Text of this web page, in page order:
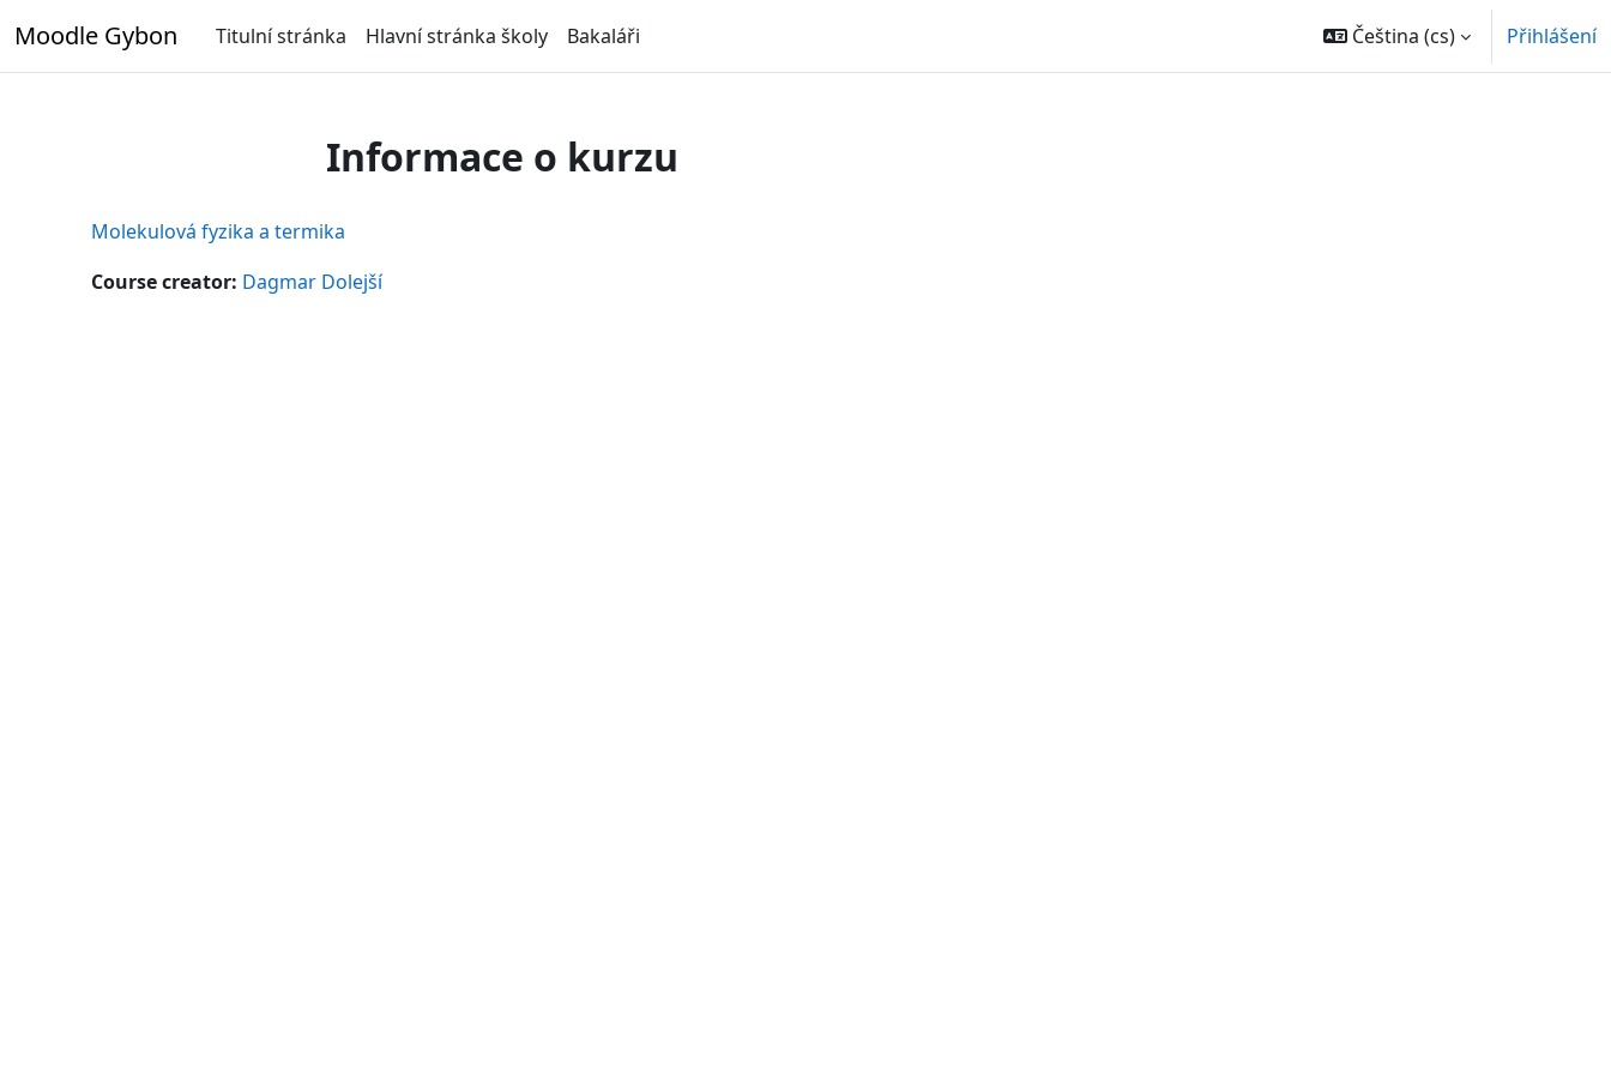
Moodle Gybon Titulní stránka Hlavní stránka školy Bakaláři Čeština ‎(cs)‎ Přihlášení
Informace o kurzu
Molekulová fyzika a termika
Course creator: Dagmar Dolejší